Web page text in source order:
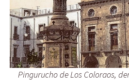
Pingurucho de Los Coloraos,